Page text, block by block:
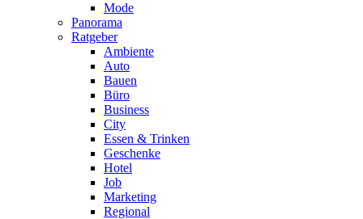
Mode
Panorama
Ratgeber
Ambiente
Auto
Bauen
Büro
Business
City
Essen & Trinken
Geschenke
Hotel
Job
Marketing
Regional